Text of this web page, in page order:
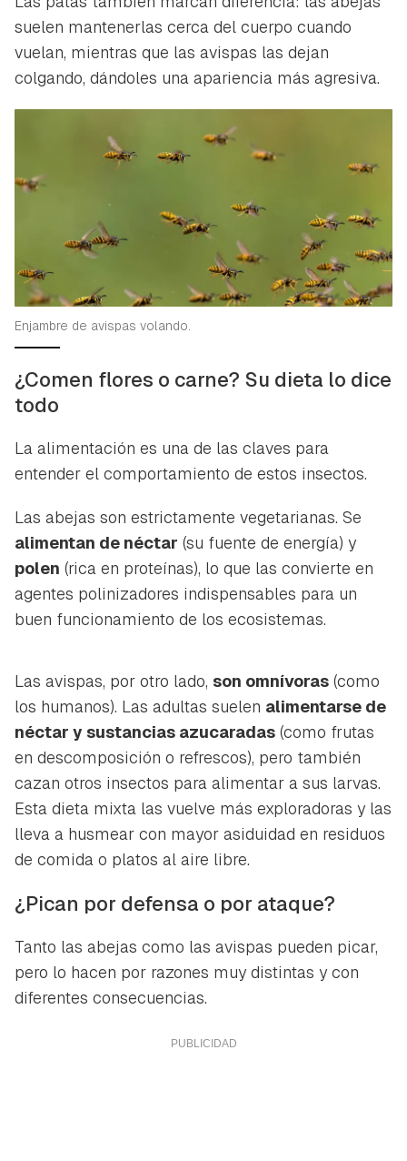
suelen mantenerlas cerca del cuerpo cuando
vuelan, mientras que las avispas las dejan
colgando, dándoles una apariencia más agresiva.
Enjambre de avispas volando.
¿Comen flores o carne? Su dieta lo dice
todo
La alimentación es una de las claves para
entender el comportamiento de estos insectos.
Las abejas son estrictamente vegetarianas. Se
alimentan de néctar (su fuente de energía) y
polen (rica en proteínas), lo que las convierte en
agentes polinizadores indispensables para un
buen funcionamiento de los ecosistemas.
Las avispas, por otro lado, son omnívoras (como
los humanos). Las adultas suelen alimentarse de
néctar y sustancias azucaradas (como frutas
en descomposición o refrescos), pero también
cazan otros insectos para alimentar a sus larvas.
Esta dieta mixta las vuelve más exploradoras y las
lleva a husmear con mayor asiduidad en residuos
de comida o platos al aire libre.
¿Pican por defensa o por ataque?
Tanto las abejas como las avispas pueden picar,
pero lo hacen por razones muy distintas y con
diferentes consecuencias.